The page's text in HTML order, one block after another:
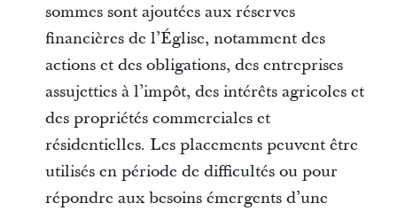
sommes sont ajoutées aux réserves
financières de l’Église, notamment des
actions et des obligations, des entreprises
assujetties à l’impôt, des intérêts agricoles et
des propriétés commerciales et
résidentielles. Les placements peuvent être
utilisés en période de difficultés ou pour
répondre aux besoins émergents d’une